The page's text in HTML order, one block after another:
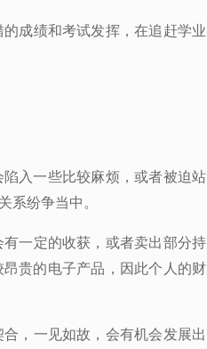
成绩和考试发挥，在追赶学业
入一些比较麻烦，或者被迫站
系纷争当中。
一定的收获，或者卖出部分持
贵的电子产品，因此个人的财
，一见如故，会有机会发展出